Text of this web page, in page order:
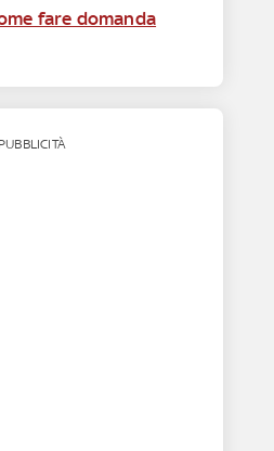
fare domanda
PUBBLICITÀ